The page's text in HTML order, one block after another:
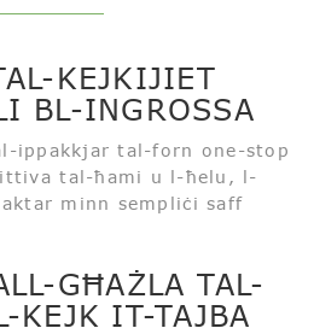
KEJKIJIET
BL-INGROSSA
ippakkjar tal-forn one-stop
tal-ħami u l-ħelu, l-
minn sempliċi saff
Fost kollox...
GĦAŻLA TAL-
KEJK IT-TAJBA